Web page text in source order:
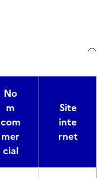
No
m
com
mer
cial
Site
inte
rnet